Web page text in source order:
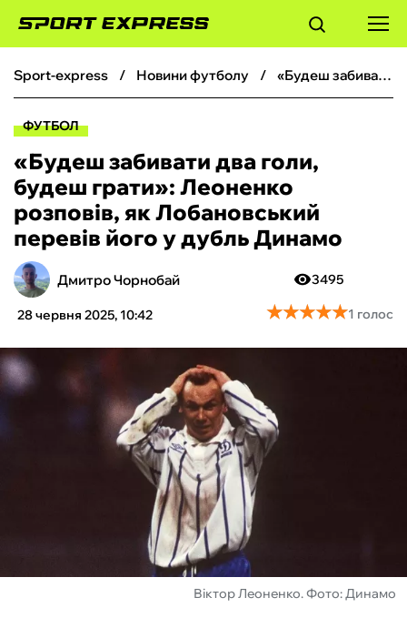
ФУТБОЛ
БОКС
ХОКЕЙ
ТЕНІС
КІБЕРСПОРТ
ЧС-2026
sport-express новини футболу «Будеш забивати два голи, будеш грати»: Леоненко розповів, як Лобановський перевів його у дубль Динамо
ФУТБОЛ
«Будеш забивати два голи,
будеш грати»: Леоненко
розповів, як Лобановський
перевів його у дубль Динамо
Дмитро Чорнобай
28 червня 2025, 10:42
3495
★★★★★
★★★★★1 голос
Віктор Леоненко. Фото: Динамо